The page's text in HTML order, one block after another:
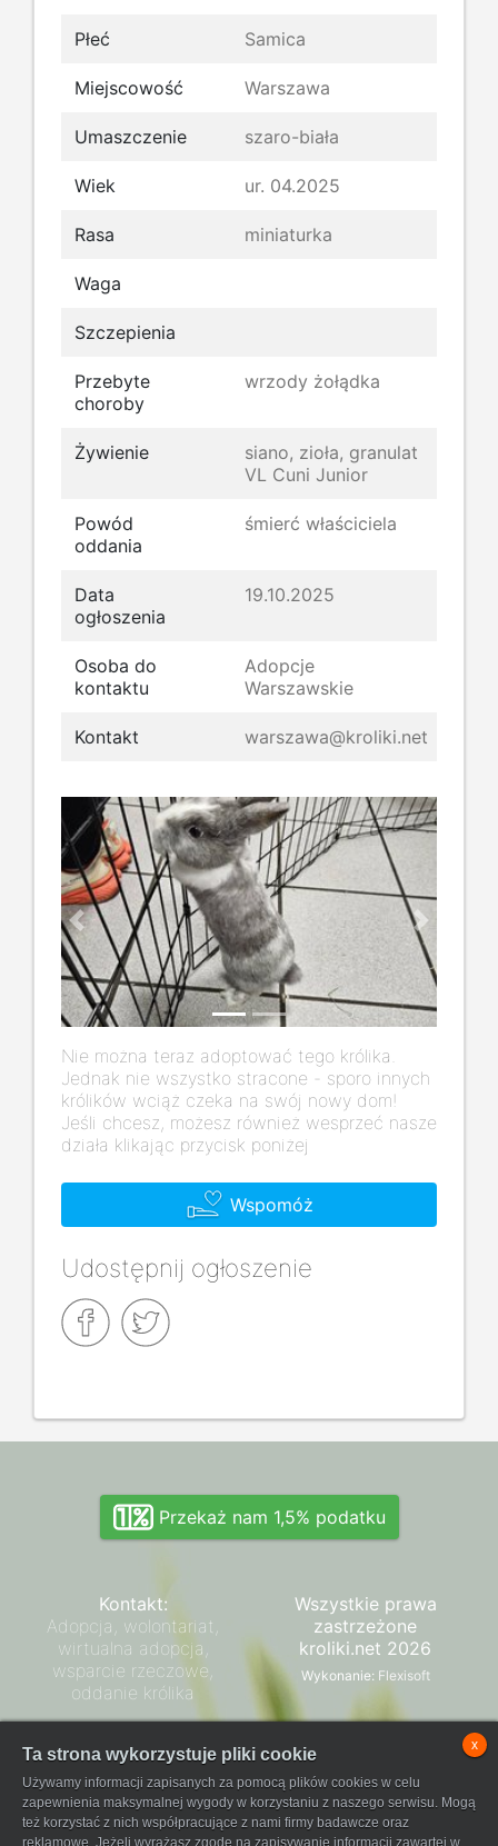
Płeć Samica
Miejscowość Warszawa
Umaszczenie szaro-biała
Wiek ur. 04.2025
Rasa miniaturka
Waga
Szczepienia
Przebyte
choroby
wrzody żołądka
Żywienie
siano, zioła, granulat
VL Cuni Junior
Powód
oddania
śmierć właściciela
Data
ogłoszenia
19.10.2025
Osoba do
kontaktu
Adopcje
Warszawskie
Kontakt warszawa@kroliki.net
Previous Next
Nie można teraz adoptować tego królika.
Jednak nie wszystko stracone - sporo innych
królików wciąż czeka na swój nowy dom!
Jeśli chcesz, możesz również wesprzeć nasze
działa klikając przycisk poniżej
Wspomóż
Udostępnij ogłoszenie
Przekaż nam 1,5% podatku
Kontakt:
Adopcja, wolontariat,
wirtualna adopcja,
wsparcie rzeczowe,
oddanie królika
Regulamin płatności
FaniPay
Wszystkie prawa
zastrzeżone
kroliki.net 2026
Wykonanie: Flexisoft
Ta strona wykorzystuje pliki cookie
Używamy informacji zapisanych za pomocą plików cookies w celu
zapewnienia maksymalnej wygody w korzystaniu z naszego serwisu. Mogą
też korzystać z nich współpracujące z nami firmy badawcze oraz
reklamowe. Jeżeli wyrażasz zgodę na zapisywanie informacji zawartej w
x